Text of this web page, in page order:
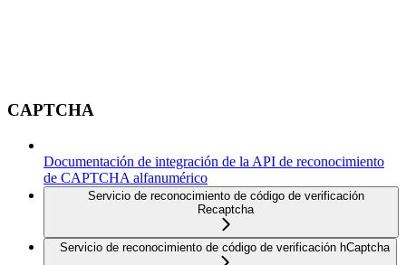
CAPTCHA
Documentación de integración de la API de reconocimiento
de CAPTCHA alfanumérico
Servicio de reconocimiento de código de verificación
Recaptcha
Servicio de reconocimiento de código de verificación hCaptcha